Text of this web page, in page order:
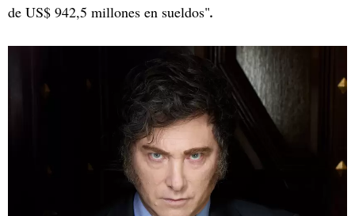
de US$ 942,5 millones en sueldos".